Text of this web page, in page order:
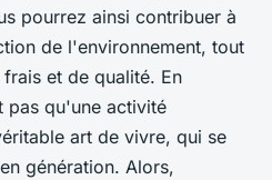
pourrez ainsi contribuer à
de l'environnement, tout
et de qualité. En
pas qu'une activité
art de vivre, qui se
génération. Alors,